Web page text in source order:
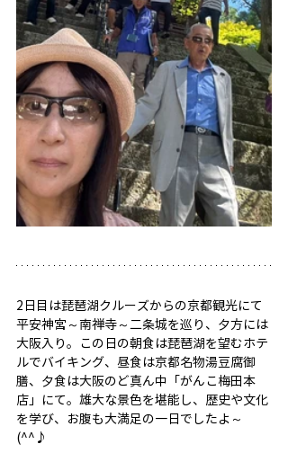
2日目は琵琶湖クルーズからの京都観光にて
平安神宮～南禅寺～二条城を巡り、夕方には
大阪入り。この日の朝食は琵琶湖を望むホテ
ルでバイキング、昼食は京都名物湯豆腐御
膳、夕食は大阪のど真ん中「がんこ梅田本
店」にて。雄大な景色を堪能し、歴史や文化
を学び、お腹も大満足の一日でしたよ～
(^^♪